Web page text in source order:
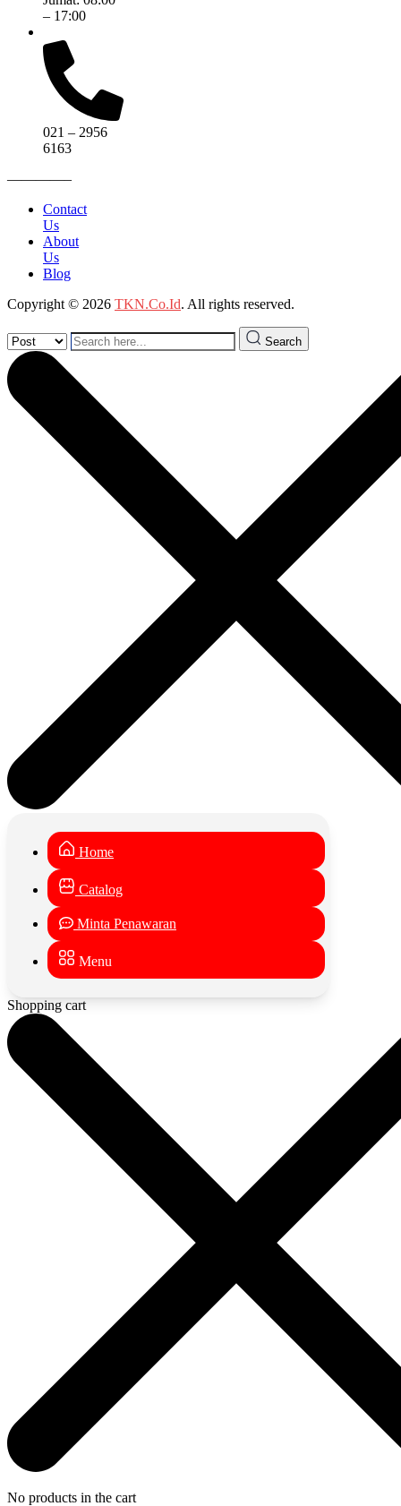
– 17:00
021 – 2956
6163
————–
Contact
Us
About
Us
Blog
Copyright © 2026 TKN.Co.Id. All rights reserved.
Search
Home
Catalog
Minta Penawaran
Menu
Shopping cart
No products in the cart